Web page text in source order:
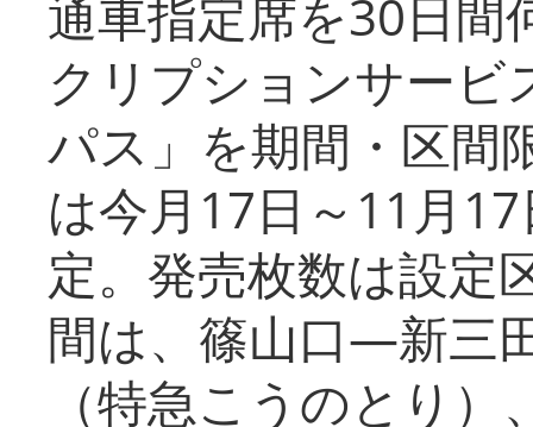
通車指定席を30日間
クリプションサービ
パス」を期間・区間
は今月17日～11月
定。発売枚数は設定
間は、篠山口―新三
（特急こうのとり